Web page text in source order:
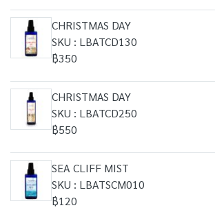
CHRISTMAS DAY
SKU : LBATCD130
฿350
CHRISTMAS DAY
SKU : LBATCD250
฿550
SEA CLIFF MIST
SKU : LBATSCM010
฿120